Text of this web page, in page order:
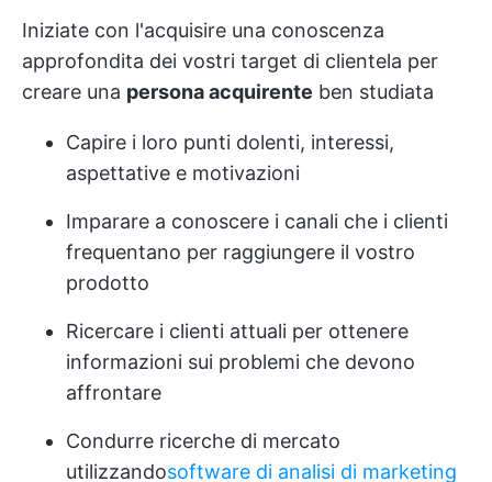
Iniziate con l'acquisire una conoscenza
approfondita dei vostri target di clientela per
creare una persona acquirente ben studiata
Capire i loro punti dolenti, interessi,
aspettative e motivazioni
Imparare a conoscere i canali che i clienti
frequentano per raggiungere il vostro
prodotto
Ricercare i clienti attuali per ottenere
informazioni sui problemi che devono
affrontare
Condurre ricerche di mercato
utilizzandosoftware di analisi di marketing